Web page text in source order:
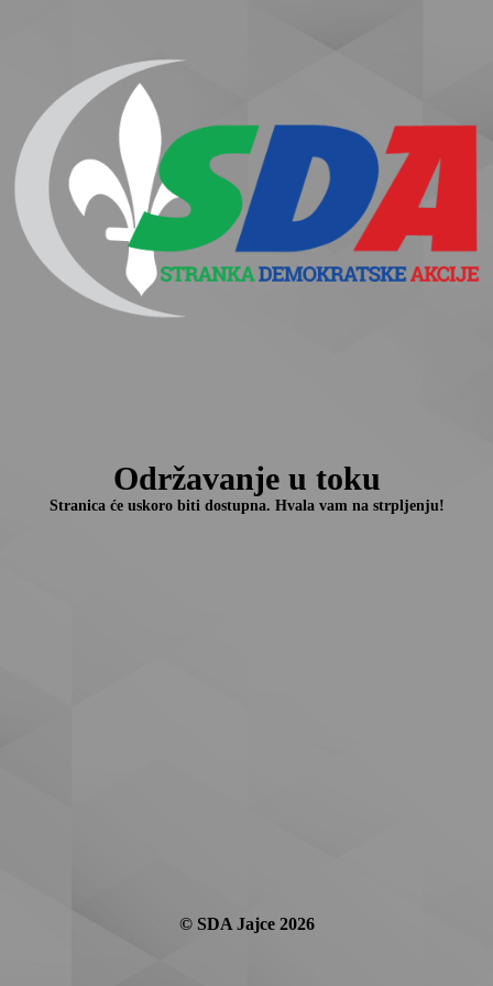
Održavanje u toku
Stranica će uskoro biti dostupna. Hvala vam na strpljenju!
© SDA Jajce 2026